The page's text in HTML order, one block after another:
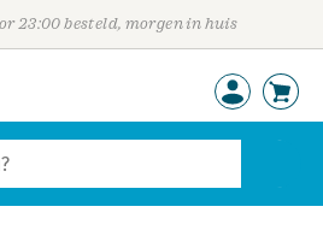
23:00 besteld, morgen in huis